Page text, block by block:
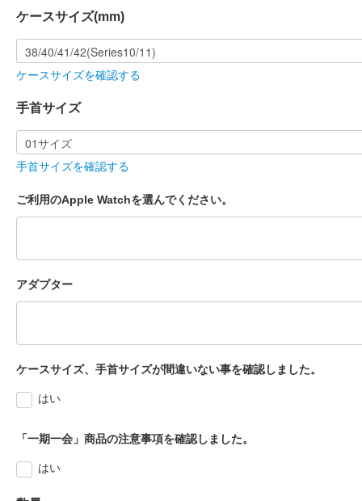
ケースサイズ(mm)
ケースサイズを確認する
手首サイズ
手首サイズを確認する
ご利用のApple Watchを選んでください。
アダプター
ケースサイズ、手首サイズが間違いない事を確認しました。
はい
「一期一会」商品の注意事項を確認しました。
はい